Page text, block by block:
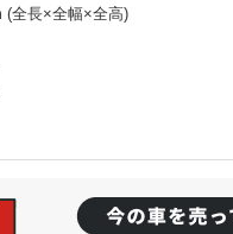
(全長×全幅×全高)